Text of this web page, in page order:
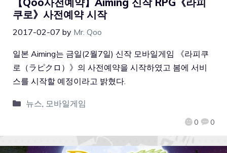
쿠로》사전예약 시작
2017-02-07 by Mr. Qoo
0 0
일본 Aiming는 금일(2월7일) 신작 모바일게임 《라피쿠
로（ラピクロ）》의 사전예약을 시작하였고 봄에 서비
스를 시작할 예정이라고 밝혔다.
뉴스 모바일게임